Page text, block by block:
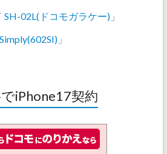
SH-02L(ドコモガラケー)」
」
iPhone17契約